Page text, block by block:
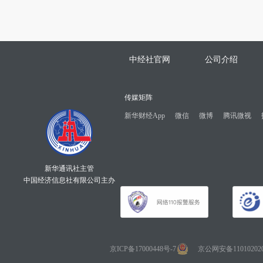
中经社官网 公司介绍
新华通讯社主管
中国经济信息社有限公司主办
传媒矩阵
新华财经App 微信 微博 腾讯微视
京ICP备17000448号-7 京公网安备